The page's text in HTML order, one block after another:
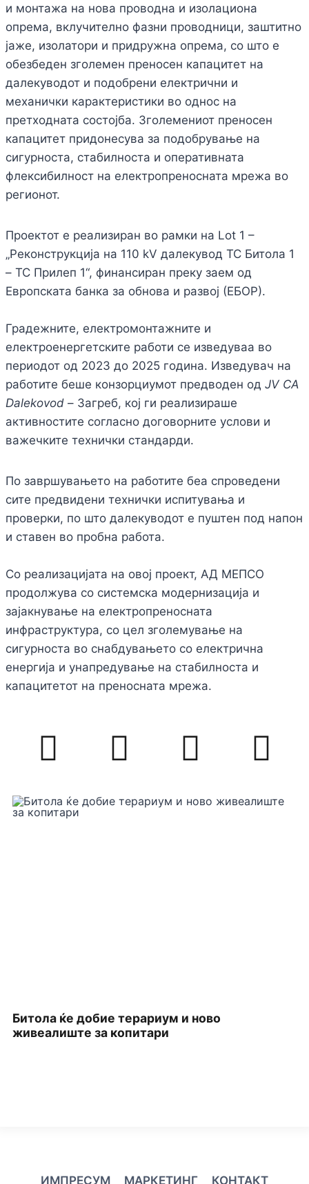
и монтажа на нова проводна и изолациона
опрема, вклучително фазни проводници, заштитно
јаже, изолатори и придружна опрема, со што е
обезбеден зголемен преносен капацитет на
далекуводот и подобрени електрични и
механички карактеристики во однос на
претходната состојба. Зголемениот преносен
капацитет придонесува за подобрување на
сигурноста, стабилноста и оперативната
флексибилност на електропреносната мрежа во
регионот.
Проектот е реализиран во рамки на Lot 1 –
„Реконструкција на 110 kV далекувод ТС Битола 1
– ТС Прилеп 1“, финансиран преку заем од
Европската банка за обнова и развој (ЕБОР).
Градежните, електромонтажните и
електроенергетските работи се изведуваа во
периодот од 2023 до 2025 година. Изведувач на
работите беше конзорциумот предводен од JV CA
Dalekovod – Загреб, кој ги реализираше
активностите согласно договорните услови и
важечките технички стандарди.
По завршувањето на работите беа спроведени
сите предвидени технички испитувања и
проверки, по што далекуводот е пуштен под напон
и ставен во пробна работа.
Со реализацијата на овој проект, АД МЕПСО
продолжува со системска модернизација и
зајакнување на електропреносната
инфраструктура, со цел зголемување на
сигурноста во снабдувањето со електрична
енергија и унапредување на стабилноста и
капацитетот на преносната мрежа.
Битола ќе добие терариум и ново
живеалиште за копитари
ИМПРЕСУМ МАРКЕТИНГ КОНТАКТ